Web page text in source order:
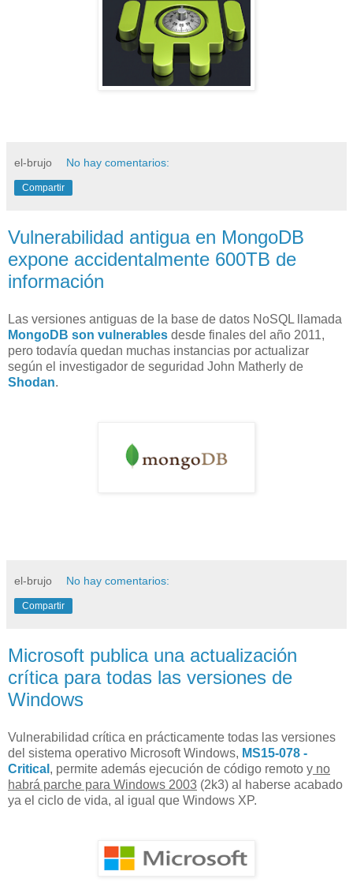
el-brujo No hay comentarios:
Compartir
Vulnerabilidad antigua en MongoDB
expone accidentalmente 600TB de
información
Las versiones antiguas de la base de datos NoSQL llamada
MongoDB son vulnerables desde finales del año 2011,
pero todavía quedan muchas instancias por actualizar
según el investigador de seguridad John Matherly de
Shodan.
el-brujo No hay comentarios:
Compartir
Microsoft publica una actualización
crítica para todas las versiones de
Windows
Vulnerabilidad crítica en prácticamente todas las versiones
del sistema operativo Microsoft Windows, MS15-078 -
Critical , permite además ejecución de código remoto y no
habrá parche para Windows 2003 (2k3) al haberse acabado
ya el ciclo de vida, al igual que Windows XP.